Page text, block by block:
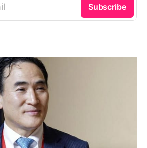
Subscribe